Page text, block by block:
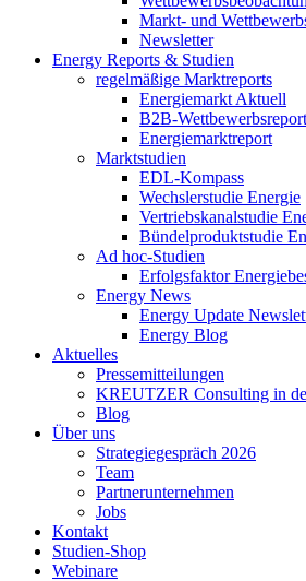
Markt- und
Newsletter
Energy Reports & Studien
regelmäßige Marktreports
Energiemarkt Aktuell
B2B-Wettbewerbsreport
Energiemarktreport
Marktstudien
EDL-Kompass
Wechslerstudie Energie
Vertriebskanalstudie
Bündelproduktstudie
Ad hoc-Studien
Erfolgsfaktor
Energy News
Energy Update
Energy Blog
Aktuelles
Pressemitteilungen
KREUTZER Consulting in
Blog
Über uns
Strategiegespräch 2026
Team
Partnerunternehmen
Jobs
Kontakt
Studien-Shop
Webinare